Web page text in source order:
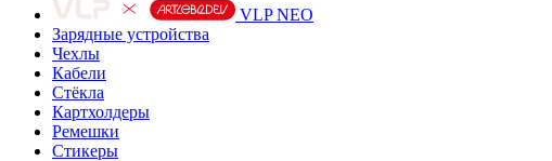
VLP NEO
Зарядные устройства
Чехлы
Кабели
Cтёкла
Картхолдеры
Ремешки
Стикеры